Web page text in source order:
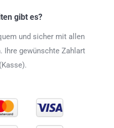
gibt es?
und sicher mit allen
Ihre gewünschte Zahlart